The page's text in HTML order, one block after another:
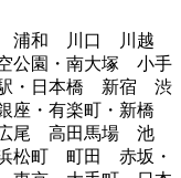
浦和 川口 川越
公園・南大塚 小手
・日本橋 新宿 渋
座・有楽町・新橋
広尾 高田馬場 池
松町 町田 赤坂・